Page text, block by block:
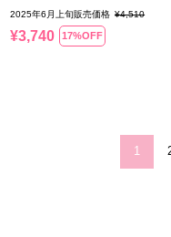
2025年6月上旬販売価格 ¥4,510
¥3,740 17%OFF
1